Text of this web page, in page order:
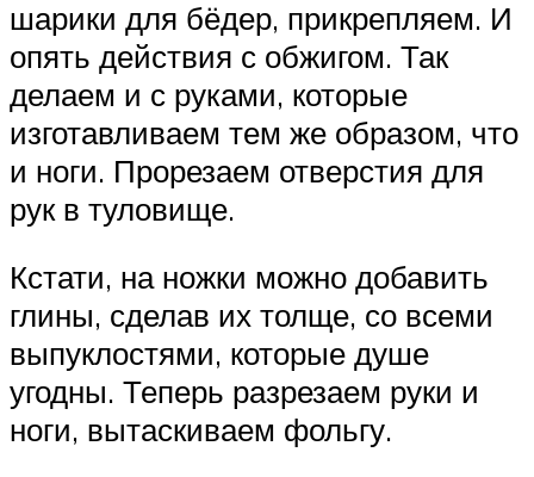
шарики для бёдер, прикрепляем. И
опять действия с обжигом. Так
делаем и с руками, которые
изготавливаем тем же образом, что
и ноги. Прорезаем отверстия для
рук в туловище.
Кстати, на ножки можно добавить
глины, сделав их толще, со всеми
выпуклостями, которые душе
угодны. Теперь разрезаем руки и
ноги, вытаскиваем фольгу.